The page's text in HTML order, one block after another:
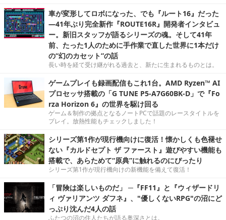
車が変形してロボになった、でも『ルート16』だった
―41年ぶり完全新作『ROUTE16R』開発者インタビュ
ー。新旧スタッフが語るシリーズの魂。そして41年
前、たった1人のために手作業で直した世界に1本だけ
の“幻のカセット”の話
長い時を経て受け継がれる過去と、新たに生まれるものとは。
ゲームプレイも録画配信もこれ1台。AMD Ryzen™ AI
プロセッサ搭載の「G TUNE P5-A7G60BK-D」で『Fo
rza Horizon 6』の世界を駆け回る
ゲーム＆制作の拠点となるノートPCで話題のレースタイトルを
プレイ。放熱性能もチェックしました！
シリーズ第1作が現行機向けに復活！懐かしくも色褪せ
ない『カルドセプト ザ ファースト』遊びやすい機能も
搭載で、あらためて“原典”に触れるのにぴったり
シリーズ第1作が現行機向けの新機能を備えて復活！
「冒険は楽しいものだ」 ─『FF11』と『ウィザードリ
ィ ヴァリアンツ ダフネ』、"優しくないRPG"の沼にど
っぷり沈んだ4人の話
ふたつの沼の住人たちが語る奥深さとは。